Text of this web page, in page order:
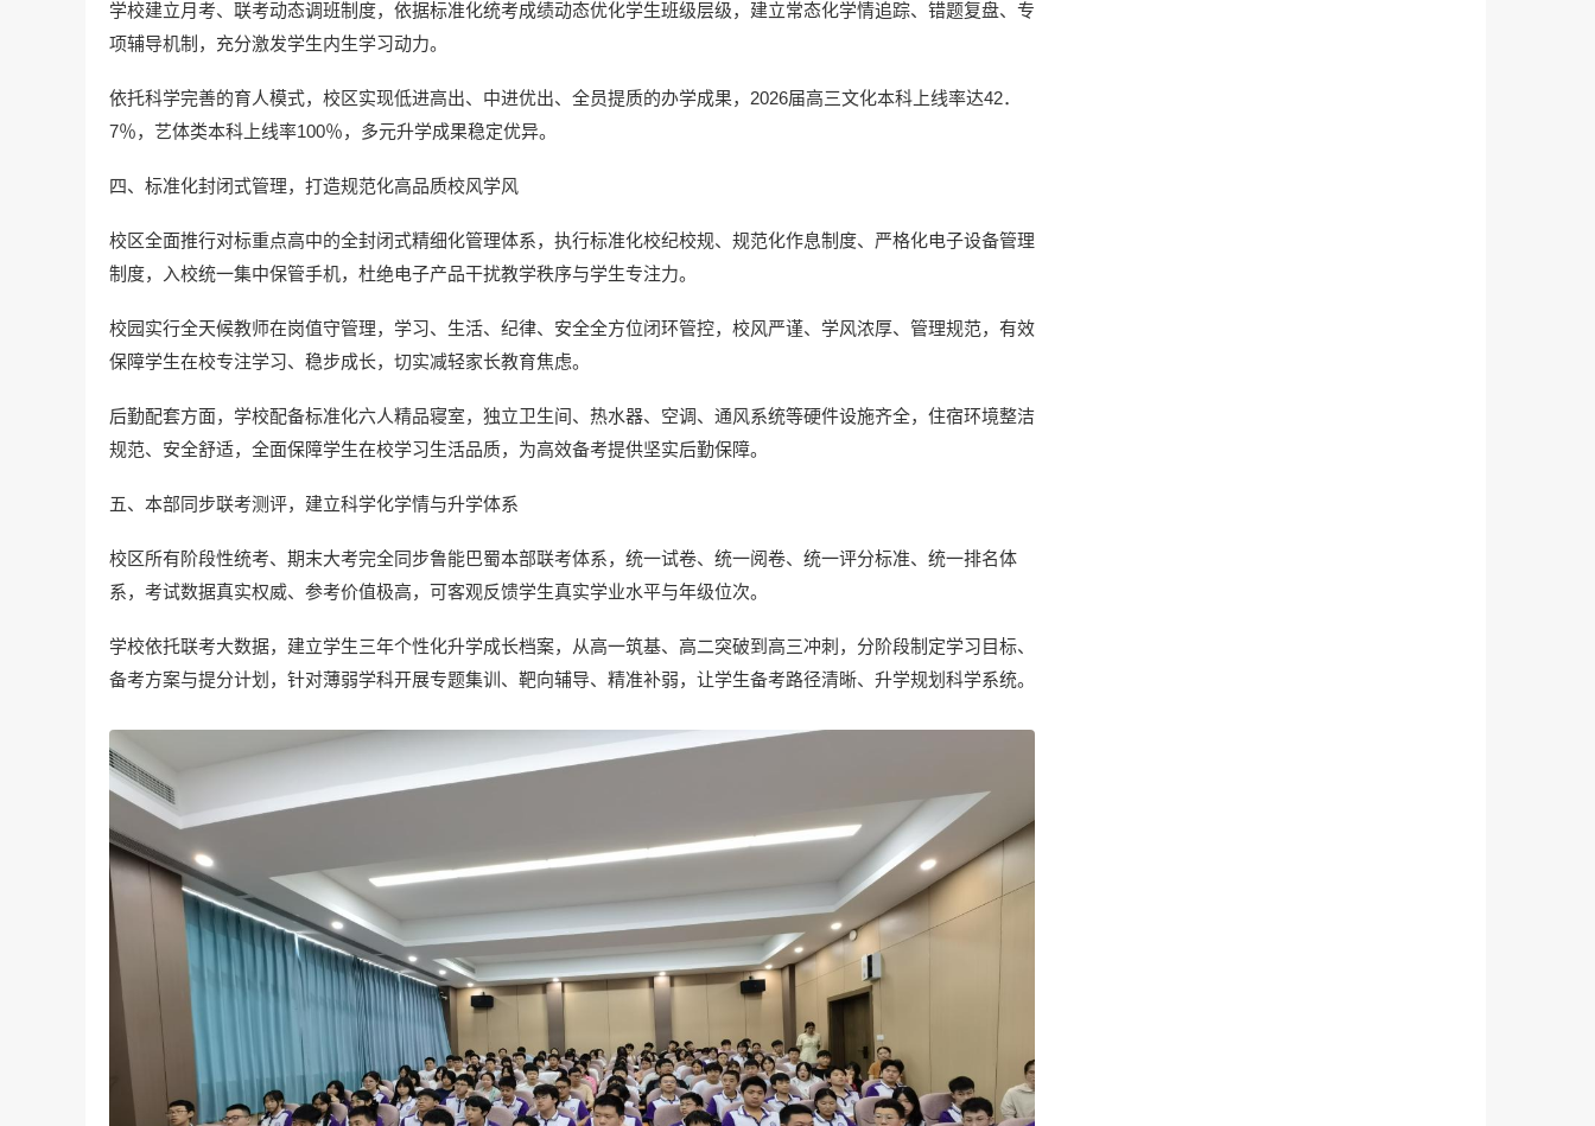
学校建立月考、联考动态调班制度，依据标准化统考成绩动态优化学生班级层级，建立常态化学情追踪、错题复盘、专
项辅导机制，充分激发学生内生学习动力。
依托科学完善的育人模式，校区实现低进高出、中进优出、全员提质的办学成果，2026届高三文化本科上线率达42．
7％，艺体类本科上线率100％，多元升学成果稳定优异。
四、标准化封闭式管理，打造规范化高品质校风学风
校区全面推行对标重点高中的全封闭式精细化管理体系，执行标准化校纪校规、规范化作息制度、严格化电子设备管理
制度，入校统一集中保管手机，杜绝电子产品干扰教学秩序与学生专注力。
校园实行全天候教师在岗值守管理，学习、生活、纪律、安全全方位闭环管控，校风严谨、学风浓厚、管理规范，有效
保障学生在校专注学习、稳步成长，切实减轻家长教育焦虑。
后勤配套方面，学校配备标准化六人精品寝室，独立卫生间、热水器、空调、通风系统等硬件设施齐全，住宿环境整洁
规范、安全舒适，全面保障学生在校学习生活品质，为高效备考提供坚实后勤保障。
五、本部同步联考测评，建立科学化学情与升学体系
校区所有阶段性统考、期末大考完全同步鲁能巴蜀本部联考体系，统一试卷、统一阅卷、统一评分标准、统一排名体
系，考试数据真实权威、参考价值极高，可客观反馈学生真实学业水平与年级位次。
学校依托联考大数据，建立学生三年个性化升学成长档案，从高一筑基、高二突破到高三冲刺，分阶段制定学习目标、
备考方案与提分计划，针对薄弱学科开展专题集训、靶向辅导、精准补弱，让学生备考路径清晰、升学规划科学系统。